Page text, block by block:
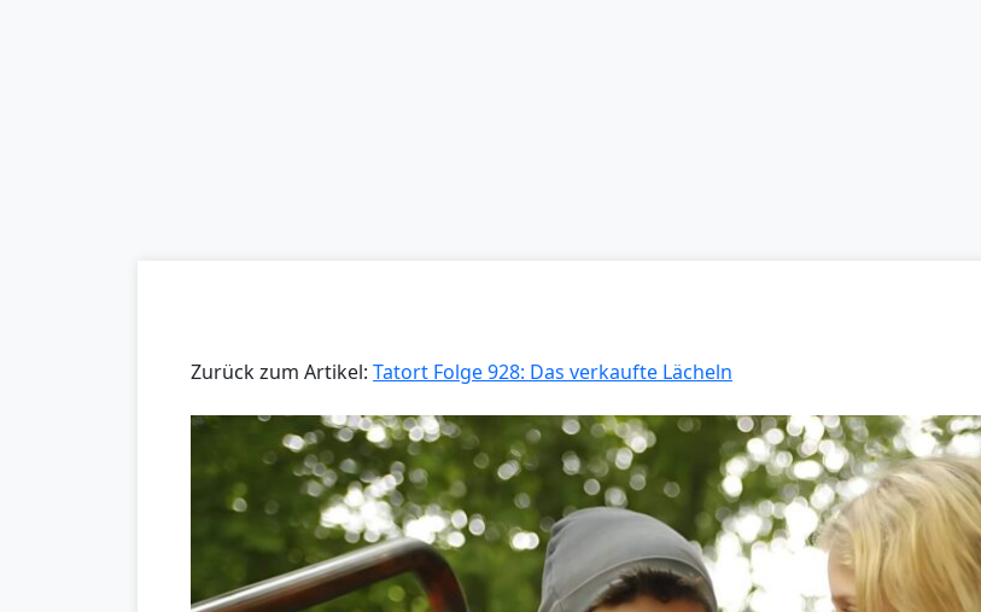
Zurück zum Artikel: Tatort Folge 928: Das verkaufte Lächeln